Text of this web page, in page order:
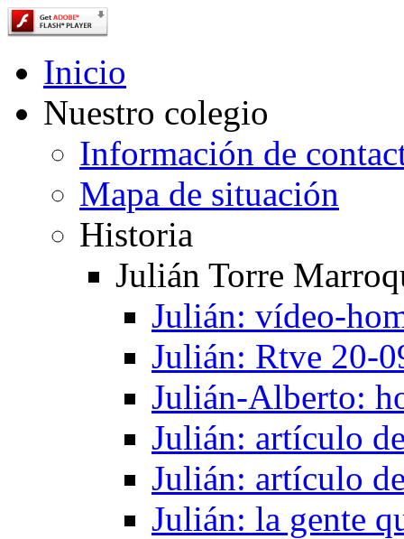
Inicio
Nuestro colegio
Información de
Mapa de situación
Historia
Julián Torre
Julián: vídeo-
Julián: Rtve 20-
Julián-Alberto:
Julián: artículo
Julián: artículo
Julián: la gente